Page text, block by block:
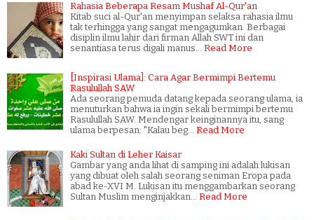
Rahasia Beberapa Resam Mushaf Al-Qur'an
Kitab suci al-Qur'an menyimpan selaksa rahasia ilmu
tak terhingga yang sangat mengagumkan. Berbagai
disiplin ilmu lahir dari firman Allah SWT ini dan
senantiasa terus digali manus… Read More
[Inspirasi Ulama]: Cara Agar Bermimpi Bertemu
Rasulullah SAW
Ada seorang pemuda datang kepada seorang ulama, ia
menuturkan bahwa ia ingin sekali bermimpi bertemu
Rasulullah SAW. Mendengar keinginannya itu, sang
ulama berpesan: "Kalau beg… Read More
Kaki Sultan di Leher Kaisar
Gambar yang anda lihat di samping ini adalah lukisan
yang dibuat oleh salah seorang seniman Eropa pada
abad ke-XVI M. Lukisan itu menggambarkan seorang
Sultan Muslim menginjakkan… Read More